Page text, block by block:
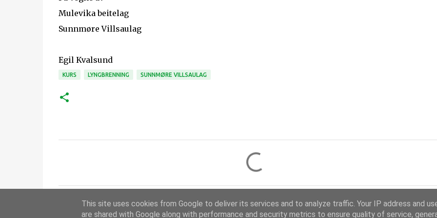
Mulevika beitelag
Sunnmøre Villsaulag
Egil Kvalsund
KURS LYNGBRENNING SUNNMØRE VILLSAULAG
This site uses cookies from Google to deliver its services and to analyze traffic. Your IP address and
are shared with Google along with performance and security metrics to ensure quality of service,